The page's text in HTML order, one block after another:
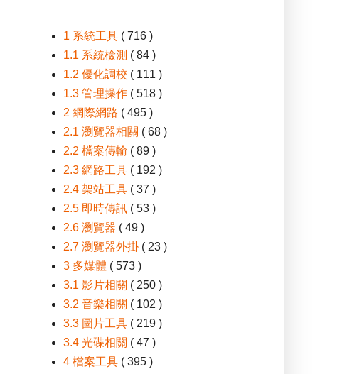
1 系統工具 ( 716 )
1.1 系統檢測 ( 84 )
1.2 優化調校 ( 111 )
1.3 管理操作 ( 518 )
2 網際網路 ( 495 )
2.1 瀏覽器相關 ( 68 )
2.2 檔案傳輸 ( 89 )
2.3 網路工具 ( 192 )
2.4 架站工具 ( 37 )
2.5 即時傳訊 ( 53 )
2.6 瀏覽器 ( 49 )
2.7 瀏覽器外掛 ( 23 )
3 多媒體 ( 573 )
3.1 影片相關 ( 250 )
3.2 音樂相關 ( 102 )
3.3 圖片工具 ( 219 )
3.4 光碟相關 ( 47 )
4 檔案工具 ( 395 )